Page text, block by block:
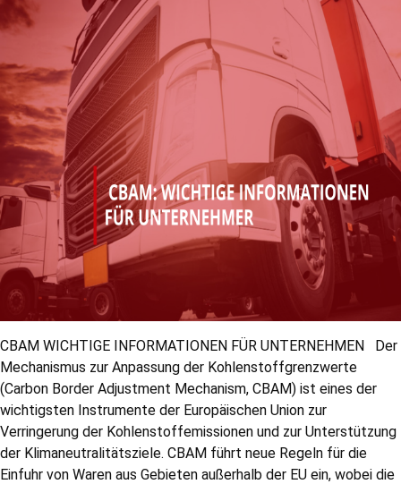
CBAM WICHTIGE INFORMATIONEN FÜR UNTERNEHMEN Der
Mechanismus zur Anpassung der Kohlenstoffgrenzwerte
(Carbon Border Adjustment Mechanism, CBAM) ist eines der
wichtigsten Instrumente der Europäischen Union zur
Verringerung der Kohlenstoffemissionen und zur Unterstützung
der Klimaneutralitätsziele. CBAM führt neue Regeln für die
Einfuhr von Waren aus Gebieten außerhalb der EU ein, wobei die